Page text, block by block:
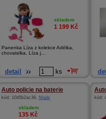
skladem
1 199 Kč
Panenka Líza z kolekce Adélka,
chovatelka. Líza j...
detail ks
Auto policie na baterie
kód: 10d5b2ac36, Made
skladem
135 Kč
kód: